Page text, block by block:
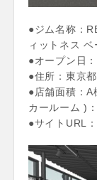
●ジム名称：
ィットネス ベ
●オープン日
●住所：東京
●店舗面積：
カールーム )
●サイトURL：